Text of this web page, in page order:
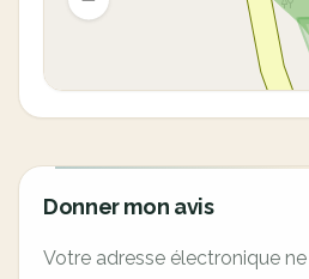
Donner mon avis
Votre adresse électronique